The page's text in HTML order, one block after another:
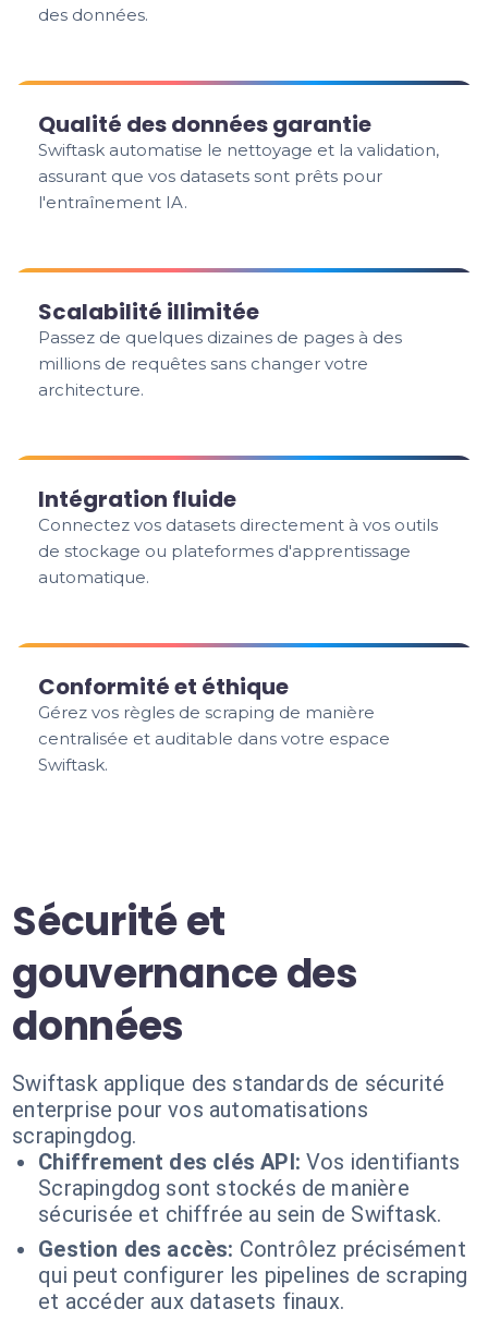
des données.
Qualité des données garantie
Swiftask automatise le nettoyage et la validation,
assurant que vos datasets sont prêts pour
l'entraînement IA.
Scalabilité illimitée
Passez de quelques dizaines de pages à des
millions de requêtes sans changer votre
architecture.
Intégration fluide
Connectez vos datasets directement à vos outils
de stockage ou plateformes d'apprentissage
automatique.
Conformité et éthique
Gérez vos règles de scraping de manière
centralisée et auditable dans votre espace
Swiftask.
Sécurité et
gouvernance des
données
Swiftask applique des standards de sécurité
enterprise pour vos automatisations
scrapingdog.
Chiffrement des clés API: Vos identifiants
Scrapingdog sont stockés de manière
sécurisée et chiffrée au sein de Swiftask.
Gestion des accès: Contrôlez précisément
qui peut configurer les pipelines de scraping
et accéder aux datasets finaux.